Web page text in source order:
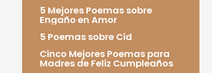
5 Mejores Poemas sobre
Engaño en Amor
5 Poemas sobre Cid
Cinco Mejores Poemas para
Madres de Feliz Cumpleaños